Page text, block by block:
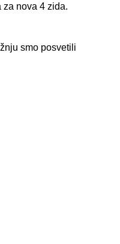
nova 4 zida.
smo posvetili